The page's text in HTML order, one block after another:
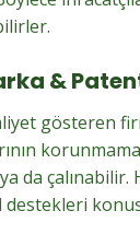
&
gösteren
da çalınabilir.